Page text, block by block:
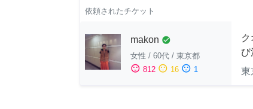
依頼されたチケット
makon check_circle
女性 / 60代 / 東京都
sentiment_satisfied 812 sentiment_neutral 16 sentiment_dissatisfied 1
び
東